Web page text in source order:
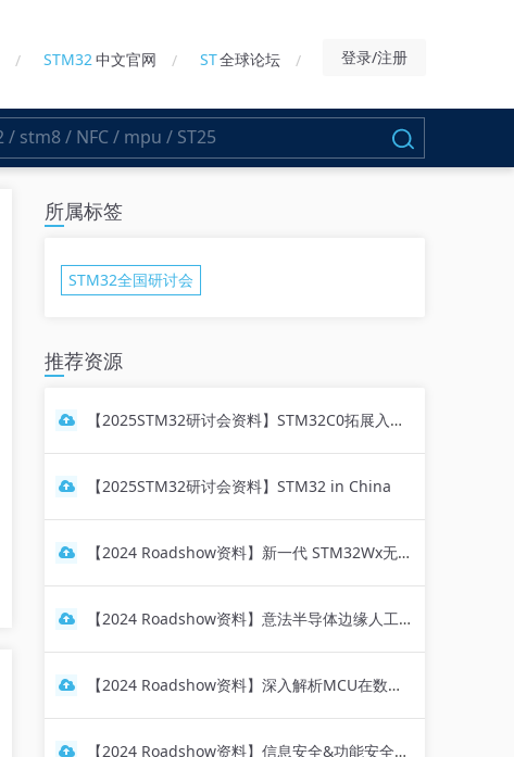
STM32中文官网 ST全球论坛 登录/注册
所属标签
STM32全国研讨会
推荐资源
【2025STM32研讨会资料】STM32C0拓展入门级MCU产品
【2025STM32研讨会资料】STM32 in China
【2024 Roadshow资料】新一代 STM32Wx无线产品
【2024 Roadshow资料】意法半导体边缘人工智能解决方案
【2024 Roadshow资料】深入解析MCU在数字电源中的应用
【2024 Roadshow资料】信息安全&功能安全应用案例分享